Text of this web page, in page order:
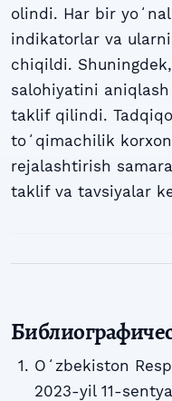
olindi. Har bir
indikatorlar va
chiqildi.
salohiyatini
taklif qilindi.
toʻqimachilik
rejalashtirish
taklif va tavsiyalar
Oʻzbekiston
2023-yil 11-